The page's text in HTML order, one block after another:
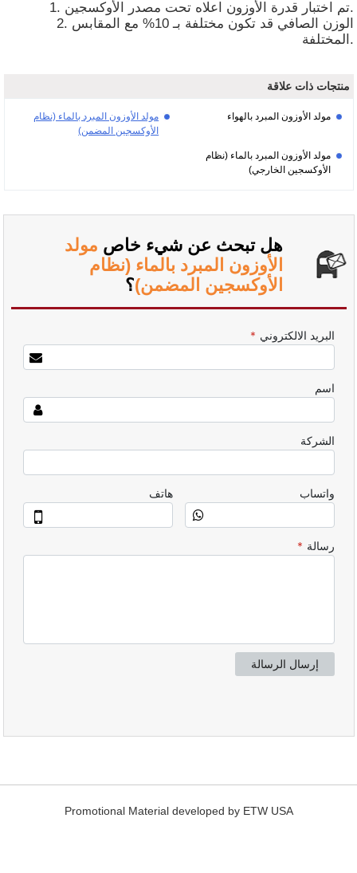
1. تم اختبار قدرة الأوزون اعلاه تحت مصدر الأوكسجين.
2. الوزن الصافي قد تكون مختلفة بـ 10% مع المقابس
المختلفة.
منتجات ذات علاقة
مولد الأوزون المبرد بالهواء
مولد الأوزون المبرد بالماء (نظام
الأوكسجين المضمن)
مولد الأوزون المبرد بالماء (نظام
الأوكسجين الخارجي)
هل تبحث عن شيء خاص مولد
الأوزون المبرد بالماء (نظام
الأوكسجين المضمن)؟
Promotional Material developed by ETW USA